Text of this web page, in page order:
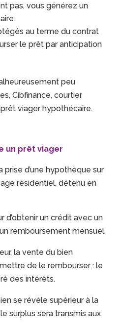
pas, vous générez un
au terme du contrat
le prêt par anticipation
peu
Cibfinance, courtier
viager hypothécaire.
un prêt viager
prise d’une hypothèque sur
résidentiel, détenu en
d’obtenir un crédit avec un
remboursement mensuel.
la vente du bien
de le rembourser : le
des intérêts.
se révèle supérieur à la
surplus sera transmis aux